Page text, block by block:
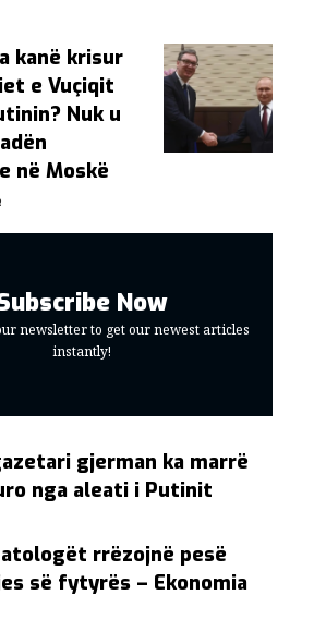
kanë krisur
e Vuçiqit
Nuk u
në Moskë
Now
newsletter to get our newest articles
instantly!
gjerman ka marrë
nga aleati i Putinit
rrëzojnë pesë
së fytyrës – Ekonomia